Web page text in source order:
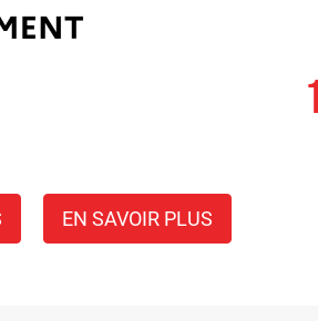
EN SAVOIR PLUS